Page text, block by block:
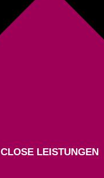
CLOSE LEISTUNGEN